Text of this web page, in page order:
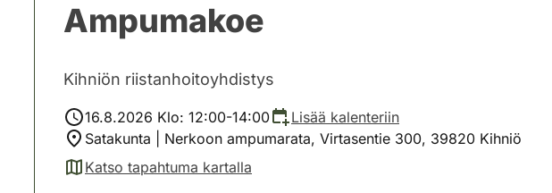
Ampumakoe
Kihniön riistanhoitoyhdistys
16.8.2026 Klo: 12:00-14:00
Lisää kalenteriin
Satakunta | Nerkoon ampumarata, Virtasentie 300, 39820 Kihniö
Katso tapahtuma kartalla
(avautuu uuteen välilehteen)